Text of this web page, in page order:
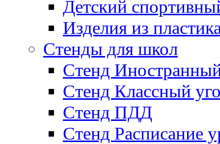
Детский
Изделия из
Стенды для школ
Стенд
Стенд Классный
Стенд ПДД
Стенд Расписание